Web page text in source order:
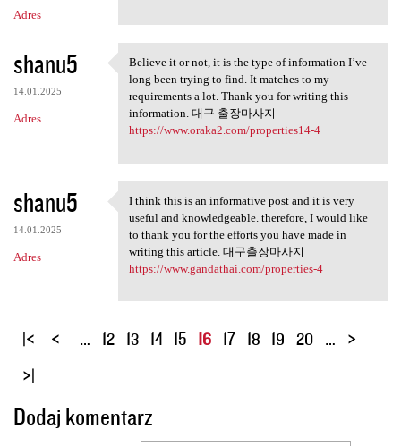
Adres
shanu5
14.01.2025
Adres
Believe it or not, it is the
Believe it or not, it is the type of information I’ve
long been trying to find. It matches to my
requirements a lot. Thank you for writing this
information. 대구 출장마사지
https://www.oraka2.com/properties14-4
shanu5
14.01.2025
Adres
I think this is an
I think this is an informative post and it is very
useful and knowledgeable. therefore, I would like
to thank you for the efforts you have made in
writing this article. 대구출장마사지
https://www.gandathai.com/properties-4
S
o
n
… 12 13 14 15 16 17 18 19 20 …
Dodaj komentarz